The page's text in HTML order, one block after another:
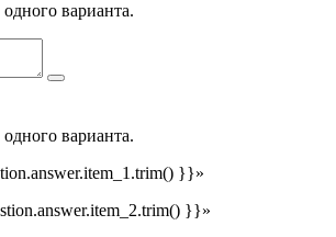
варианта.
варианта.
}}»
}}»